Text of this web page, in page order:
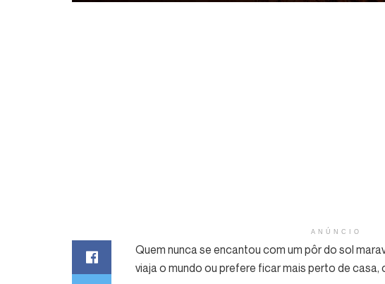
ANÚNCIO
Quem nunca se encantou com um pôr do sol
viaja o mundo ou prefere ficar mais perto de casa,